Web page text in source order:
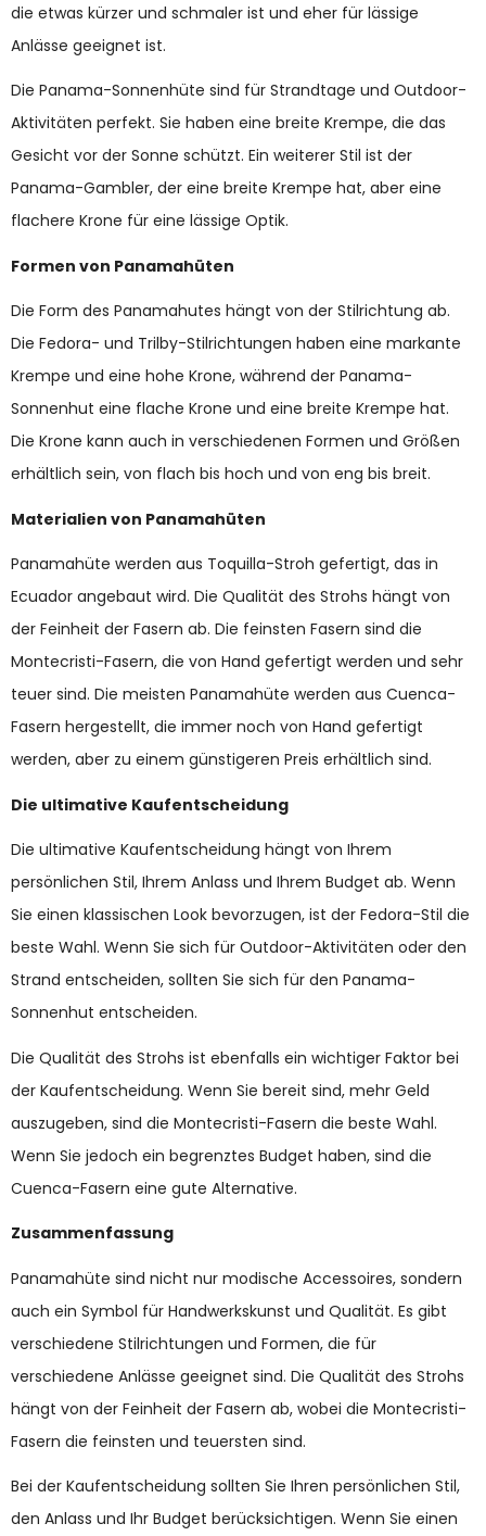
die etwas kürzer und schmaler ist und eher für lässige
Anlässe geeignet ist.
Die Panama-Sonnenhüte sind für Strandtage und Outdoor-
Aktivitäten perfekt. Sie haben eine breite Krempe, die das
Gesicht vor der Sonne schützt. Ein weiterer Stil ist der
Panama-Gambler, der eine breite Krempe hat, aber eine
flachere Krone für eine lässige Optik.
Formen von Panamahüten
Die Form des Panamahutes hängt von der Stilrichtung ab.
Die Fedora- und Trilby-Stilrichtungen haben eine markante
Krempe und eine hohe Krone, während der Panama-
Sonnenhut eine flache Krone und eine breite Krempe hat.
Die Krone kann auch in verschiedenen Formen und Größen
erhältlich sein, von flach bis hoch und von eng bis breit.
Materialien von Panamahüten
Panamahüte werden aus Toquilla-Stroh gefertigt, das in
Ecuador angebaut wird. Die Qualität des Strohs hängt von
der Feinheit der Fasern ab. Die feinsten Fasern sind die
Montecristi-Fasern, die von Hand gefertigt werden und sehr
teuer sind. Die meisten Panamahüte werden aus Cuenca-
Fasern hergestellt, die immer noch von Hand gefertigt
werden, aber zu einem günstigeren Preis erhältlich sind.
Die ultimative Kaufentscheidung
Die ultimative Kaufentscheidung hängt von Ihrem
persönlichen Stil, Ihrem Anlass und Ihrem Budget ab. Wenn
Sie einen klassischen Look bevorzugen, ist der Fedora-Stil die
beste Wahl. Wenn Sie sich für Outdoor-Aktivitäten oder den
Strand entscheiden, sollten Sie sich für den Panama-
Sonnenhut entscheiden.
Die Qualität des Strohs ist ebenfalls ein wichtiger Faktor bei
der Kaufentscheidung. Wenn Sie bereit sind, mehr Geld
auszugeben, sind die Montecristi-Fasern die beste Wahl.
Wenn Sie jedoch ein begrenztes Budget haben, sind die
Cuenca-Fasern eine gute Alternative.
Zusammenfassung
Panamahüte sind nicht nur modische Accessoires, sondern
auch ein Symbol für Handwerkskunst und Qualität. Es gibt
verschiedene Stilrichtungen und Formen, die für
verschiedene Anlässe geeignet sind. Die Qualität des Strohs
hängt von der Feinheit der Fasern ab, wobei die Montecristi-
Fasern die feinsten und teuersten sind.
Bei der Kaufentscheidung sollten Sie Ihren persönlichen Stil,
den Anlass und Ihr Budget berücksichtigen. Wenn Sie einen